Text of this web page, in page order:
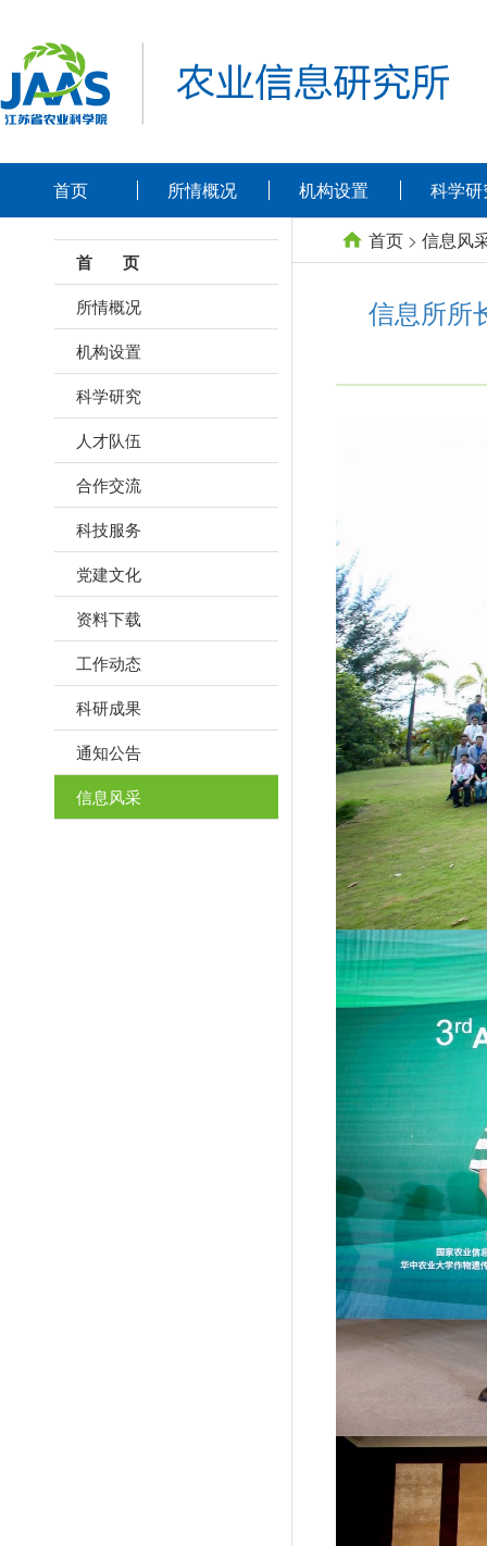
首页 所情概况 机构设置 科学
首 页
所情概况
机构设置
科学研究
人才队伍
合作交流
科技服务
党建文化
资料下载
工作动态
科研成果
通知公告
信息风采
首页 > 信息风
信息所所